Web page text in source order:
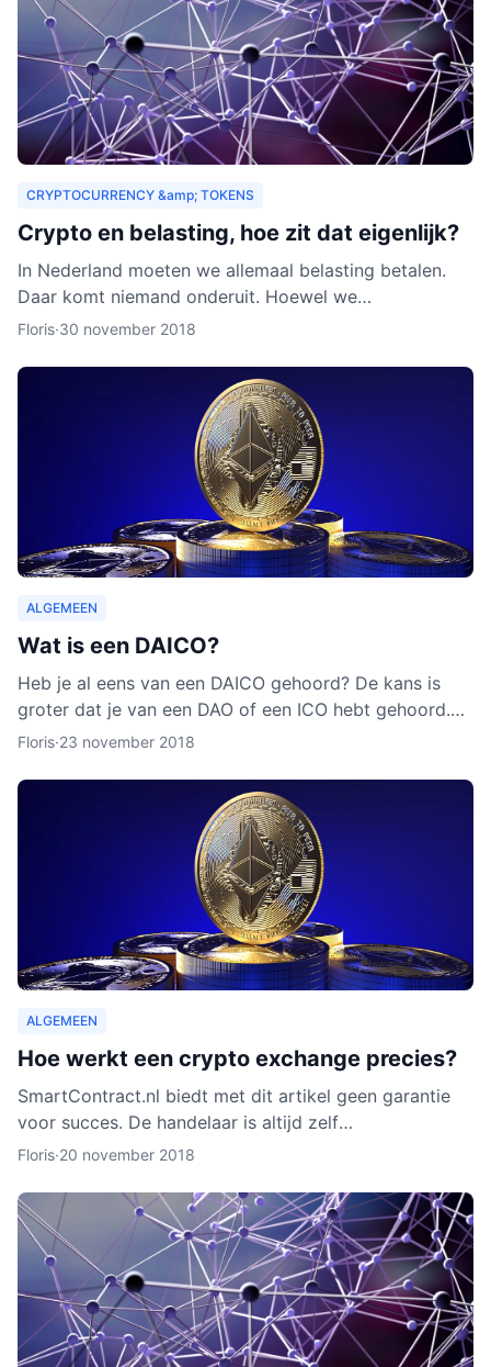
CRYPTOCURRENCY &amp; TOKENS
Crypto en belasting, hoe zit dat eigenlijk?
In Nederland moeten we allemaal belasting betalen.
Daar komt niemand onderuit. Hoewel we
cryptocurrency vaak zien als virtueel geld, is het toch
Floris·30 november 2018
ALGEMEEN
Wat is een DAICO?
Heb je al eens van een DAICO gehoord? De kans is
groter dat je van een DAO of een ICO hebt gehoord.
Hoewel het concept van DAICO nog nooit is ingezet,
Floris·23 november 2018
ALGEMEEN
Hoe werkt een crypto exchange precies?
SmartContract.nl biedt met dit artikel geen garantie
voor succes. De handelaar is altijd zelf
verantwoordelijk voor zijn of haar munten. Het is
Floris·20 november 2018